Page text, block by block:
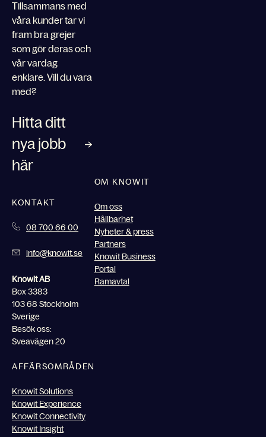
Tillsammans med
våra kunder tar vi
fram bra grejer
som gör deras och
vår vardag
enklare. Vill du vara
med?
Hitta ditt
nya jobb
här
KONTAKT
08 700 66 00
info@knowit.se
Knowit AB
Box 3383
103 68 Stockholm
Sverige
Besök oss:
Sveavägen 20
OM KNOWIT
Om oss
Hållbarhet
Nyheter & press
Partners
Knowit Business
Portal
Ramavtal
AFFÄRSOMRÅDEN
Knowit Solutions
Knowit Experience
Knowit Connectivity
Knowit Insight